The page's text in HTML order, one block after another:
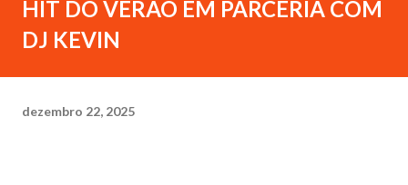
HIT DO VERÃO EM PARCERIA COM
DJ KEVIN
dezembro 22, 2025